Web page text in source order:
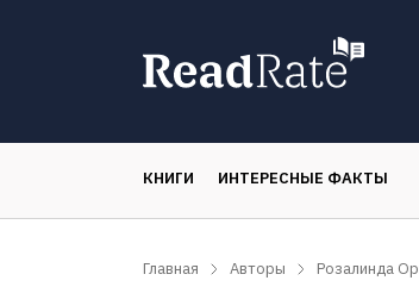
КНИГИ ИНТЕРЕСНЫЕ ФАКТЫ
Главная Авторы Розалинда